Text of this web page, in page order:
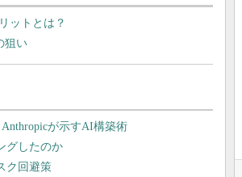
ットとは？
狙い